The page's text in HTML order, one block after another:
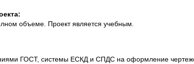
объеме. Проект является учебным.
ГОСТ, системы ЕСКД и СПДС на оформление